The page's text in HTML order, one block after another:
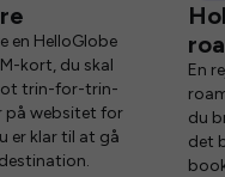
en HelloGlobe
kort, du skal
trin-for-trin-
på websitet for
er klar til at gå
En
du
det